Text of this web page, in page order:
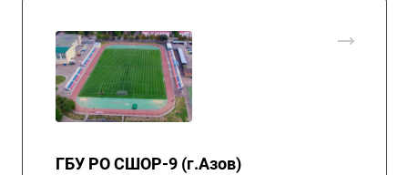
ГБУ РО СШОР-9 (г.Азов)